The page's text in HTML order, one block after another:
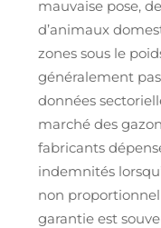
mauvaise pose,
d’animaux
zones sous le
généralement
données
marché des
fabricants
indemnités
non
garantie est